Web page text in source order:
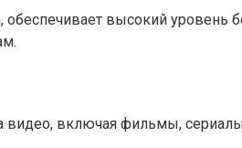
обеспечивает высокий
видео, включая фильмы,